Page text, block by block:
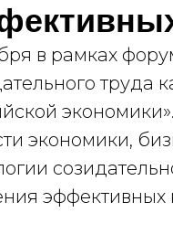
в рамках
труда
экономики,
эффективных